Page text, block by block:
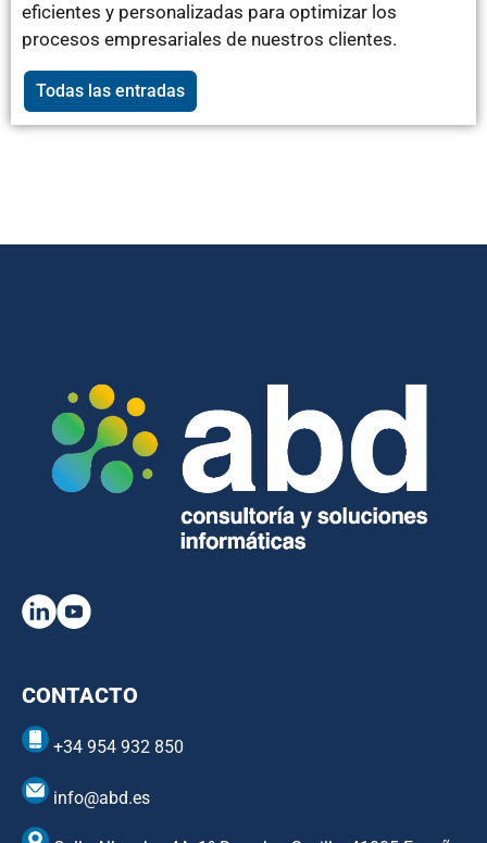
eficientes y personalizadas para optimizar los
procesos empresariales de nuestros clientes.
Todas las entradas
CONTACTO
+34 954 932 850
info@abd.es